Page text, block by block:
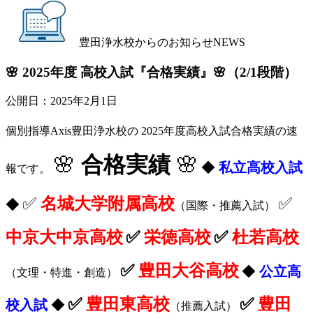
豊田浄水校からのお知らせNEWS
🌸 2025年度 高校入試『合格実績』🌸（2/1段階）
公開日： 2025年2月1日
個別指導Axis豊田浄水校の 2025年度高校入試合格実績の速
報です。 🌸 合格実績🌸 ◆ 私立高校入試
◆✅ 名城大学附属高校 （国際・推薦入試） ✅
中京大中京高校✅栄徳高校✅杜若高校
（文理・特進・創造） ✅豊田大谷高校◆ 公立高
校入試 ◆✅豊田東高校 （推薦入試） ✅豊田